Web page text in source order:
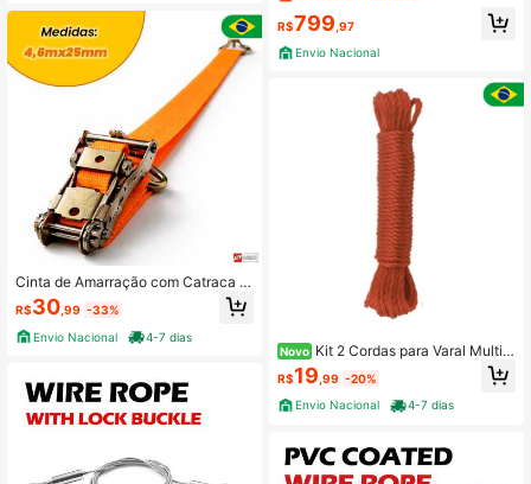
Cinta de Amarração com Catraca 1,
5t Alta Resistência para Carga
R$30 ,99 -33%
Envio Nacional
4-7 dias
o, Fixação de Carga, Cobertura de
Caminhão e Veículos
R$799 ,97
Envio Nacional
Novo Kit 2 Cordas para Varal Multiu
so Nylon Resistente 10 Metros LT1
0
R$19 ,99 -20%
Envio Nacional
4-7 dias